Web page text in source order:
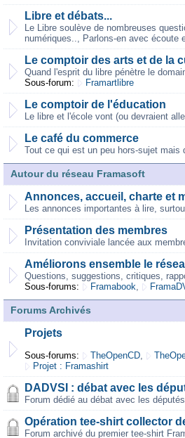
Libre et débats...
Le Libre soulève de nombreuses
numériques.., Parlons-en avec écoute
Le comptoir des arts et de la
Quand l'esprit du libre pénètre le
Sous-forum:
Framartlibre
Le comptoir de l'éducation
Le libre et l'école vont (ou devraient
Le café du commerce
Tout ce qui est un peu hors-sujet mais
Autour du réseau Framasoft
Annonces, accueil, charte et
Les annonces importantes à lire,
Présentation des membres
Invitation conviviale lancée aux
Améliorons ensemble le
Questions, suggestions, critiques,
Sous-forums:
Framabook,
Forums Archivés
Projets
Sous-forums: TheOpenCD,
Projet : Framashirt
DADVSI : débat avec les
Forum dédié au débat avec les
Opération tee-shirt collector
Forum archivé du premier tee-shirt